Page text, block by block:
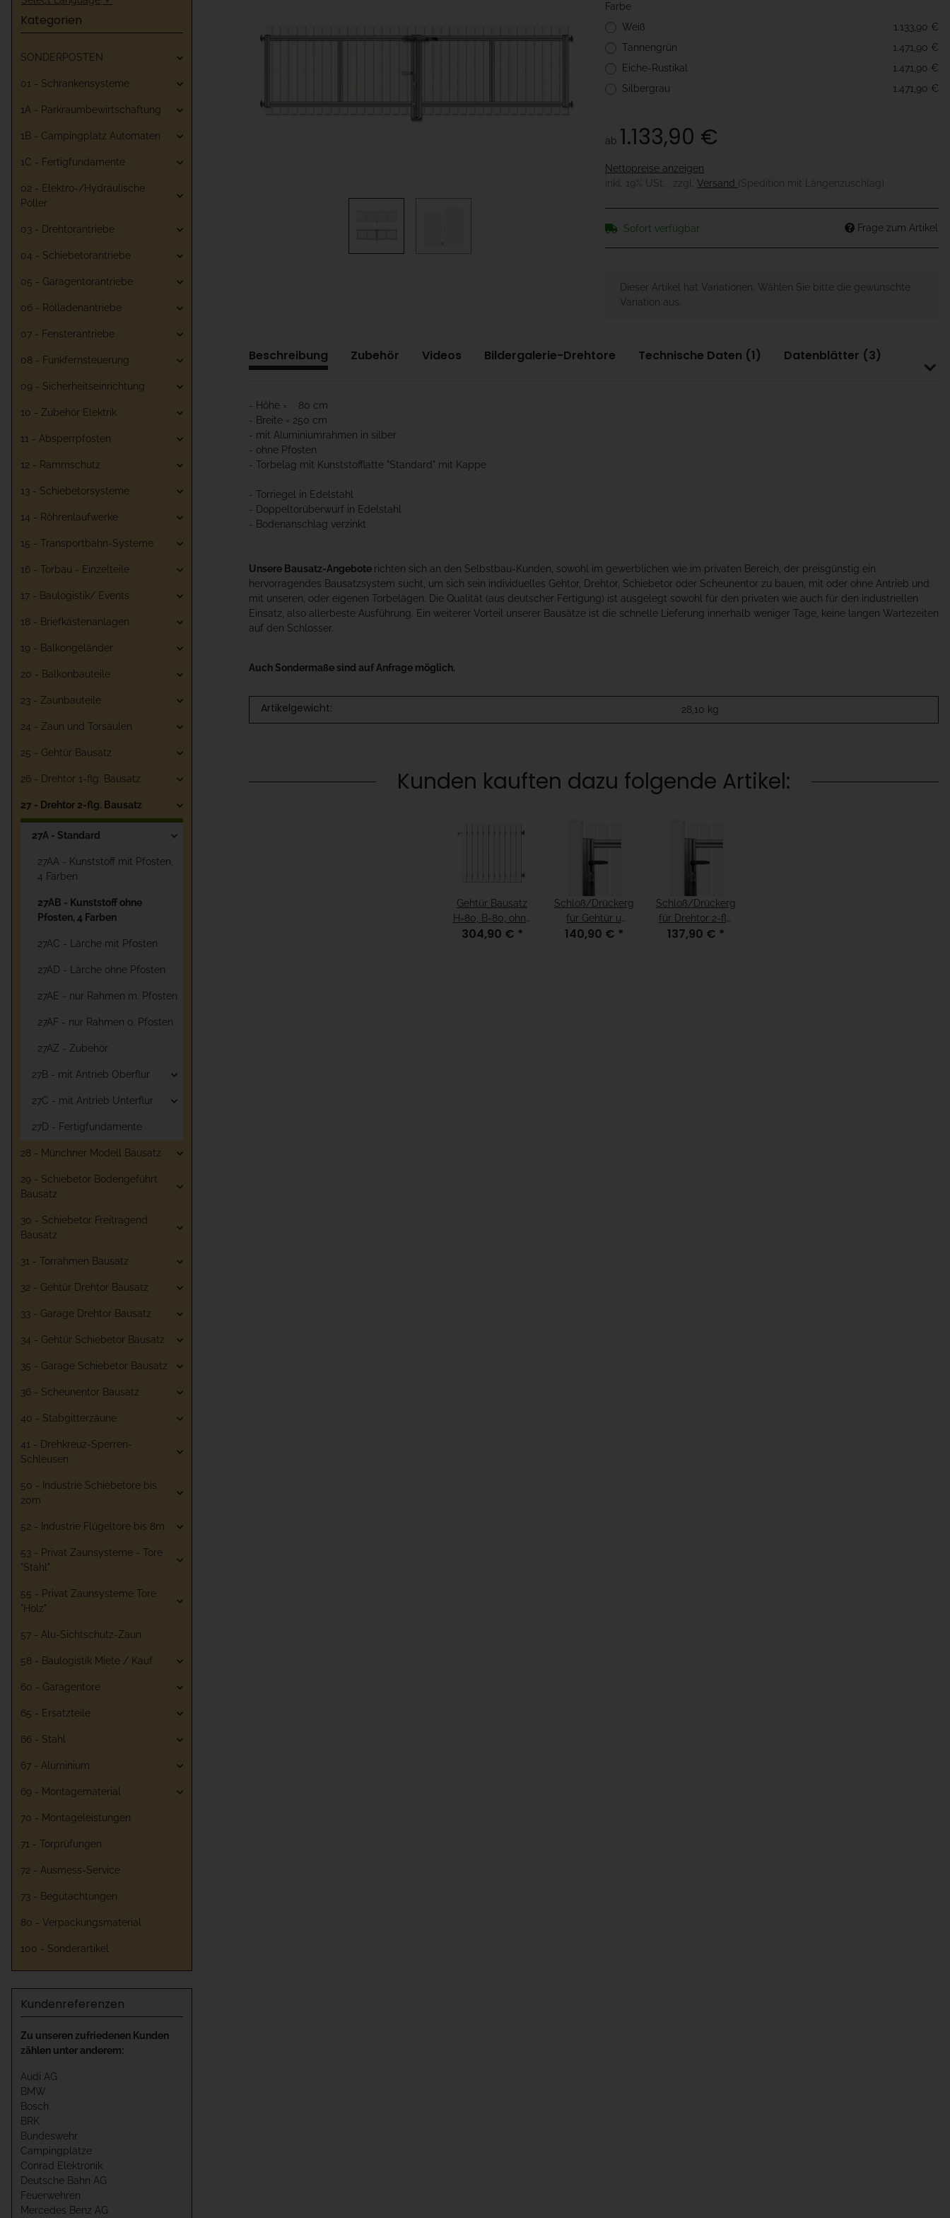
Farbe
Weiß
1.133,90 €
Tannengrün
1.471,90 €
Eiche-Rustikal
1.471,90 €
Silbergrau
1.471,90 €
ab 1.133,90 €
Nettopreise anzeigen
inkl. 19% USt. , zzgl. Versand (Spedition mit Längenzuschlag)
Sofort verfügbar Frage zum Artikel
xDieser Artikel hat Variationen. Wählen Sie bitte die gewünschte
Variation aus.
Beschreibung Zubehör Videos Bildergalerie-Drehtore Technische Daten (1) Datenblätter (3)
- Höhe = 80 cm
- Breite = 250 cm
- mit Aluminiumrahmen in silber
- ohne Pfosten
- Torbelag mit Kunststofflatte "Standard" mit Kappe
- Torriegel in Edelstahl
- Doppeltorüberwurf in Edelstahl
- Bodenanschlag verzinkt
Unsere Bausatz-Angebote richten sich an den Selbstbau-Kunden, sowohl im gewerblichen wie im privaten Bereich, der preisgünstig ein
hervorragendes Bausatzsystem sucht, um sich sein individuelles Gehtor, Drehtor, Schiebetor oder Scheunentor zu bauen, mit oder ohne Antrieb und
mit unseren, oder eigenen Torbelägen. Die Qualität (aus deutscher Fertigung) ist ausgelegt sowohl für den privaten wie auch für den industriellen
Einsatz, also allerbeste Ausführung. Ein weiterer Vorteil unserer Bausätze ist die schnelle Lieferung innerhalb weniger Tage, keine langen Wartezeiten
auf den Schlosser.
Auch Sondermaße sind auf Anfrage möglich.
Artikelgewicht: 28,10 kg
Kunden kauften dazu folgende Artikel:
Gehtür Bausatz
H=80, B=80, ohne
Pfosten Weiß
304,90 € *
Schloß/Drückergarnitur
für Gehtür u
Drehtor 1-flg
140,90 € *
Schloß/Drückergarnitur
für Drehtor 2-flg
und Münchner
137,90 € *
Kategorien
SONDERPOSTEN
01 - Schrankensysteme
1A - Parkraumbewirtschaftung
1B - Campingplatz Automaten
1C - Fertigfundamente
02 - Elektro-/Hydraulische
Poller
03 - Drehtorantriebe
04 - Schiebetorantriebe
05 - Garagentorantriebe
06 - Rolladenantriebe
07 - Fensterantriebe
08 - Funkfernsteuerung
09 - Sicherheitseinrichtung
10 - Zubehör Elektrik
11 - Absperrpfosten
12 - Rammschutz
13 - Schiebetorsysteme
14 - Röhrenlaufwerke
15 - Transportbahn-Systeme
16 - Torbau - Einzelteile
17 - Baulogistik/ Events
18 - Briefkästenanlagen
19 - Balkongeländer
20 - Balkonbauteile
23 - Zaunbauteile
24 - Zaun und Torsäulen
25 - Gehtür Bausatz
26 - Drehtor 1-flg. Bausatz
27 - Drehtor 2-flg. Bausatz
27A - Standard
27AA - Kunststoff mit Pfosten,
4 Farben
27AB - Kunststoff ohne
Pfosten, 4 Farben
27AC - Lärche mit Pfosten
27AD - Lärche ohne Pfosten
27AE - nur Rahmen m. Pfosten
27AF - nur Rahmen o. Pfosten
27AZ - Zubehör
27B - mit Antrieb Oberflur
27C - mit Antrieb Unterflur
27D - Fertigfundamente
28 - Münchner Modell Bausatz
29 - Schiebetor Bodengeführt
Bausatz
30 - Schiebetor Freitragend
Bausatz
31 - Torrahmen Bausatz
32 - Gehtür Drehtor Bausatz
33 - Garage Drehtor Bausatz
34 - Gehtür Schiebetor Bausatz
35 - Garage Schiebetor Bausatz
36 - Scheunentor Bausatz
40 - Stabgitterzäune
41 - Drehkreuz-Sperren-
Schleusen
50 - Industrie Schiebetore bis
20m
52 - Industrie Flügeltore bis 8m
53 - Privat Zaunsysteme - Tore
"Stahl"
55 - Privat Zaunsysteme Tore
"Holz"
57 - Alu-Sichtschutz-Zaun
58 - Baulogistik Miete / Kauf
60 - Garagentore
65 - Ersatzteile
66 - Stahl
67 - Aluminium
69 - Montagematerial
70 - Montageleistungen
71 - Torprüfungen
72 - Ausmess-Service
73 - Begutachtungen
80 - Verpackungsmaterial
100 - Sonderartikel
Kundenreferenzen
Zu unseren zufriedenen Kunden
zählen unter anderem:
Audi AG
BMW
Bosch
BRK
Bundeswehr
Campingplätze
Conrad Elektronik
Deutsche Bahn AG
Feuerwehren
Mercedes Benz AG